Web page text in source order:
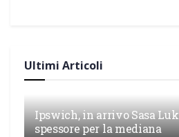
Ultimi Articoli
Ipswich, in arrivo Sasa
spessore per la mediana